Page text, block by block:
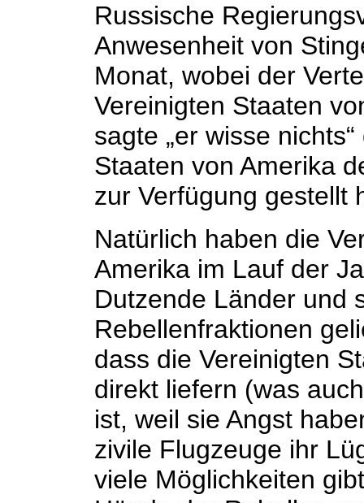
Russische
Anwesenheit von
Monat, wobei der
Vereinigten Staaten
sagte „er wisse
Staaten von Amerika
zur Verfügung gestellt
Natürlich haben die
Amerika im Lauf der
Dutzende Länder und
Rebellenfraktionen
dass die Vereinigten
direkt liefern (was
ist, weil sie Angst
zivile Flugzeuge ihr
viele Möglichkeiten